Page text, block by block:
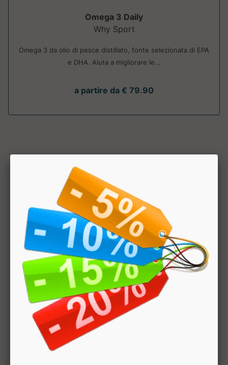
Omega 3 Daily
Why Sport
Omega 3 da olio di pesce distillato, fonte selezionata di EPA
e DHA. Aiuta a migliorare le...
a partire da € 79.90
Hai bisogno di aiuto? Chatta con noi